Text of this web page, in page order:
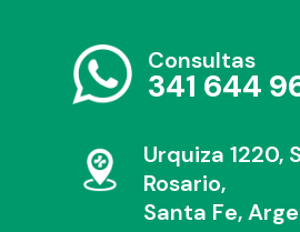
Consultas
341 644
Urquiza 1220,
Rosario,
Santa Fe,